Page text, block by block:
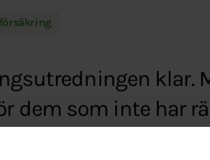
klar.
dem som inte har